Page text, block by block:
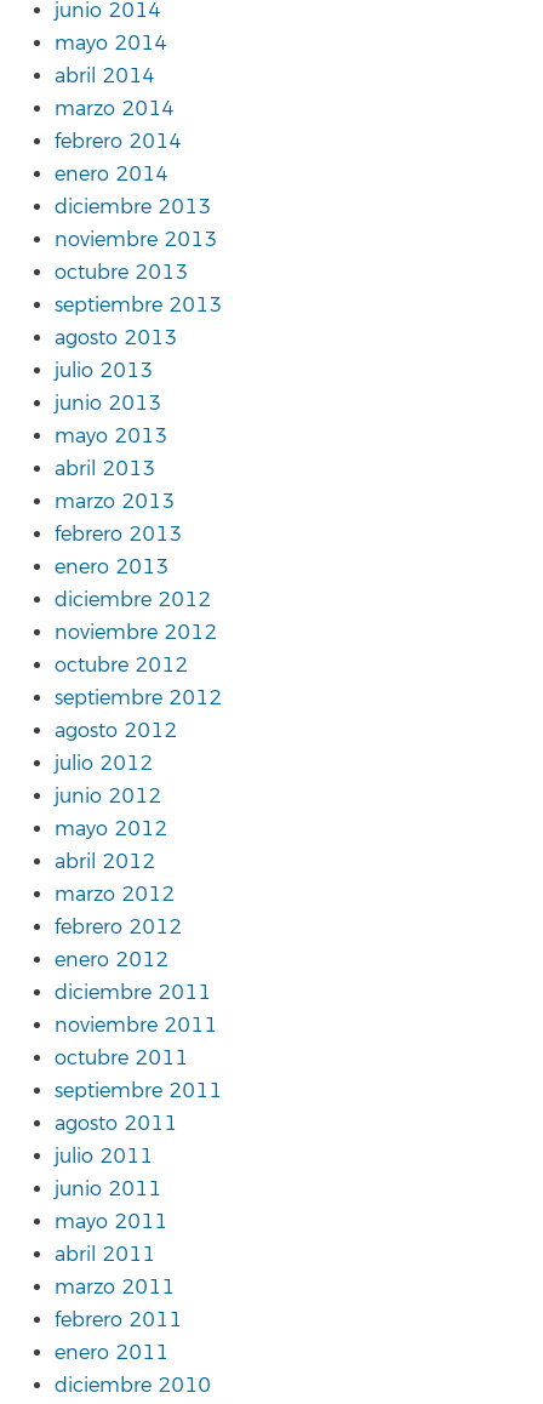
junio 2014
mayo 2014
abril 2014
marzo 2014
febrero 2014
enero 2014
diciembre 2013
noviembre 2013
octubre 2013
septiembre 2013
agosto 2013
julio 2013
junio 2013
mayo 2013
abril 2013
marzo 2013
febrero 2013
enero 2013
diciembre 2012
noviembre 2012
octubre 2012
septiembre 2012
agosto 2012
julio 2012
junio 2012
mayo 2012
abril 2012
marzo 2012
febrero 2012
enero 2012
diciembre 2011
noviembre 2011
octubre 2011
septiembre 2011
agosto 2011
julio 2011
junio 2011
mayo 2011
abril 2011
marzo 2011
febrero 2011
enero 2011
diciembre 2010